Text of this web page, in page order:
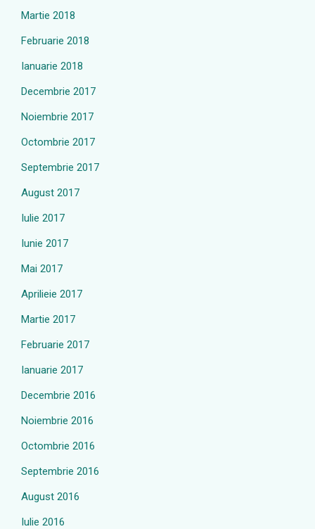
Martie 2018
Februarie 2018
Ianuarie 2018
Decembrie 2017
Noiembrie 2017
Octombrie 2017
Septembrie 2017
August 2017
Iulie 2017
Iunie 2017
Mai 2017
Aprilieie 2017
Martie 2017
Februarie 2017
Ianuarie 2017
Decembrie 2016
Noiembrie 2016
Octombrie 2016
Septembrie 2016
August 2016
Iulie 2016